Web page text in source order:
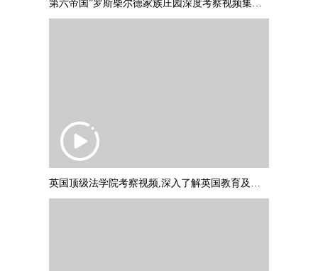
第六帝国”罗斯柴尔德家族庄园深度考察视频集锦，并与罗斯柴尔德爵士
英国顶级法学院考察视频,深入了解英国教育及文化